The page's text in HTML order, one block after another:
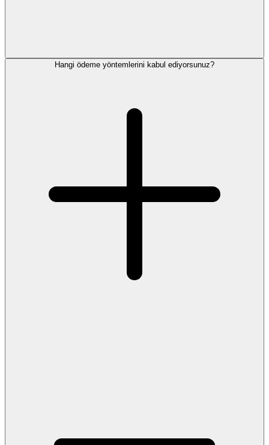
Hangi ödeme yöntemlerini kabul ediyorsunuz?